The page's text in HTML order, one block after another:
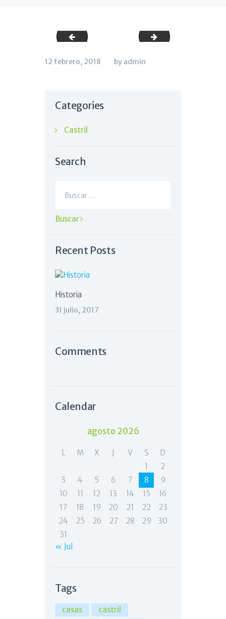
Captura de pantalla 2018-02-12 a las 18.10.20
Captura de
12 febrero, 2018 by admin
Categories
Castril
Search
Recent Posts
Historia
31 julio, 2017
Comments
Calendar
agosto 2026
L M X V S
D
1
2
3
4 5 6 7 8
9
10
11 12 13 14 15
16
17
18 19 20 21 22
23
24
25 26 27 28 29
30
31
« Jul
Tags
casas
castril